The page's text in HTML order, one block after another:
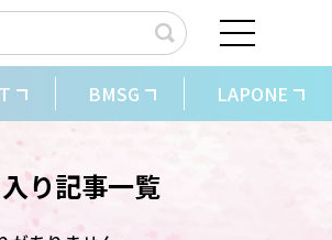
BMSG LAPONE
り記事一覧